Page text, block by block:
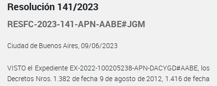
Resolución 141/2023
RESFC-2023-141-APN-AABE#JGM
Ciudad de Buenos Aires, 09/06/2023
VISTO el Expediente EX-2022-100205238-APN-DACYGD#AABE, los
Decretos Nros. 1.382 de fecha 9 de agosto de 2012, 1.416 de fecha